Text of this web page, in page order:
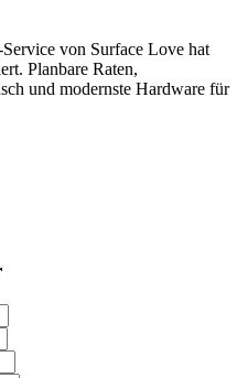
von Surface Love hat
Planbare Raten,
und modernste Hardware für